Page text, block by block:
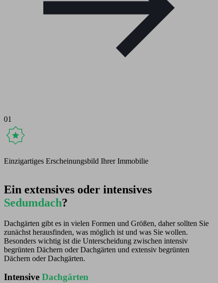
01
Einzigartiges Erscheinungsbild Ihrer Immobilie
Ein extensives oder intensives
Sedumdach?
Dachgärten gibt es in vielen Formen und Größen, daher sollten Sie
zunächst herausfinden, was möglich ist und was Sie wollen.
Besonders wichtig ist die Unterscheidung zwischen intensiv
begrünten Dächern oder Dachgärten und extensiv begrünten
Dächern oder Dachgärten.
Intensive Dachgärten